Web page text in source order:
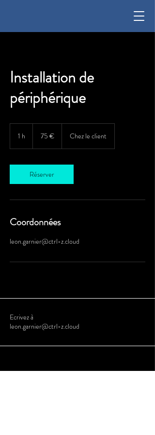
Installation de
périphérique
1 h 75 € Chez le client
Réserver
Coordonnées
leon.garnier@ctrl-z.cloud
Ecrivez à
leon.garnier@ctrl-z.cloud